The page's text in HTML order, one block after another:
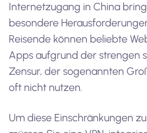
Internetzugang in China
besondere
Reisende können beliebte
Apps aufgrund der strengen
Zensur, der sogenannten
oft nicht nutzen.
Um diese Einschränkungen